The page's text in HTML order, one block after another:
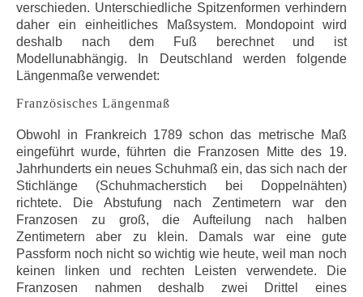
verschieden. Unterschiedliche Spitzenformen verhindern
daher ein einheitliches Maßsystem. Mondopoint wird
deshalb nach dem Fuß berechnet und ist
Modellunabhängig. In Deutschland werden folgende
Längenmaße verwendet:
Französisches Längenmaß
Obwohl in Frankreich 1789 schon das metrische Maß
eingeführt wurde, führten die Franzosen Mitte des 19.
Jahrhunderts ein neues Schuhmaß ein, das sich nach der
Stichlänge (Schuhmacherstich bei Doppelnähten)
richtete. Die Abstufung nach Zentimetern war den
Franzosen zu groß, die Aufteilung nach halben
Zentimetern aber zu klein. Damals war eine gute
Passform noch nicht so wichtig wie heute, weil man noch
keinen linken und rechten Leisten verwendete. Die
Franzosen nahmen deshalb zwei Drittel eines